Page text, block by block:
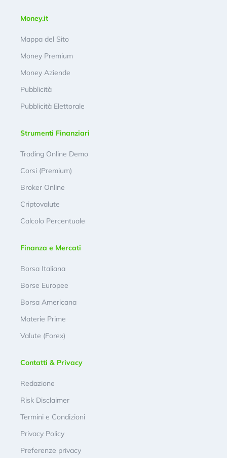
Money.it
Mappa del Sito
Money Premium
Money Aziende
Pubblicità
Pubblicità Elettorale
Strumenti Finanziari
Trading Online Demo
Corsi (Premium)
Broker Online
Criptovalute
Calcolo Percentuale
Finanza e Mercati
Borsa Italiana
Borse Europee
Borsa Americana
Materie Prime
Valute (Forex)
Contatti & Privacy
Redazione
Risk Disclaimer
Termini e Condizioni
Privacy Policy
Preferenze privacy